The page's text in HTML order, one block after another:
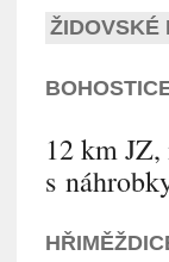
ŽIDOVSKÉ
12 km
s